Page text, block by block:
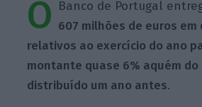
O Banco de Portugal
607 milhões de euros em
relativos ao exercício do ano
montante quase 6% aquém do
distribuído um ano antes.